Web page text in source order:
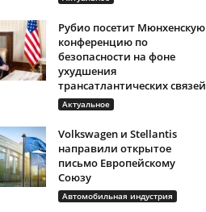
Рубио посетит Мюнхенскую
конференцию по
безопасности на фоне
ухудшения
трансатлантических связей
Актуальное
Volkswagen и Stellantis
направили открытое
письмо Европейскому
Союзу
Автомобильная индустрия